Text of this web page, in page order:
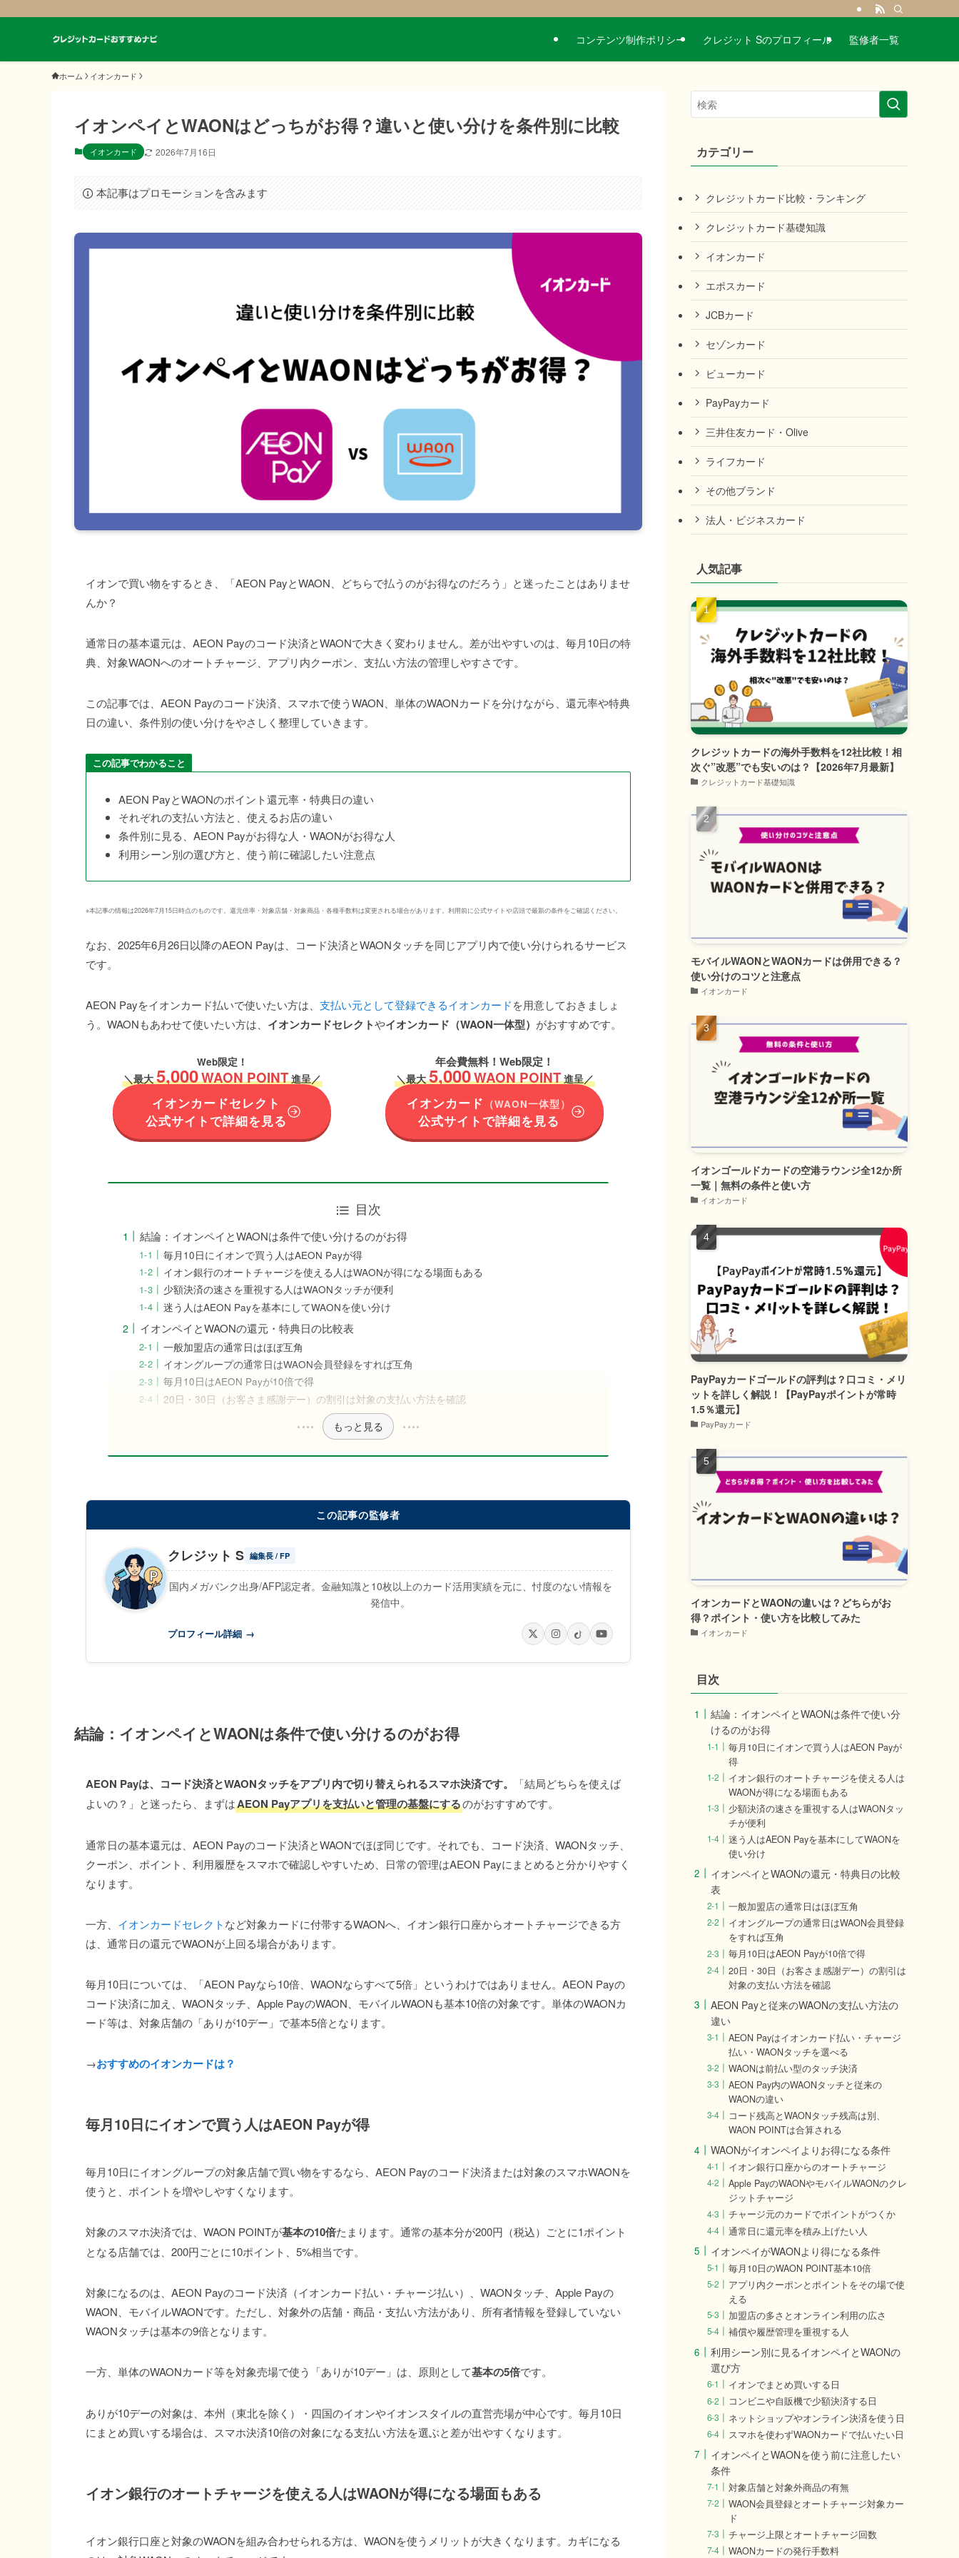
コンテンツ制作ポリシー クレジット Sのプロフィール 監修者一覧
ホーム イオンカード
イオンペイとWAONはどっちがお得？違いと使い分けを条件別に比較
イオンカード 2026年7月16日
本記事はプロモーションを含みます
イオンで買い物をするとき、「AEON PayとWAON、どちらで払うのがお得なのだろう」と迷ったことはありませ
んか？
通常日の基本還元は、AEON Payのコード決済とWAONで大きく変わりません。差が出やすいのは、毎月10日の特
典、対象WAONへのオートチャージ、アプリ内クーポン、支払い方法の管理しやすさです。
この記事では、AEON Payのコード決済、スマホで使うWAON、単体のWAONカードを分けながら、還元率や特典
日の違い、条件別の使い分けをやさしく整理していきます。
この記事でわかること
AEON PayとWAONのポイント還元率・特典日の違い
それぞれの支払い方法と、使えるお店の違い
条件別に見る、AEON Payがお得な人・WAONがお得な人
利用シーン別の選び方と、使う前に確認したい注意点
※本記事の情報は2026年7月15日時点のものです。還元倍率・対象店舗・対象商品・各種手数料は変更される場合があります。利用前に公式サイトや店頭で最新の条件をご確認ください。
なお、2025年6月26日以降のAEON Payは、コード決済とWAONタッチを同じアプリ内で使い分けられるサービス
です。
AEON Payをイオンカード払いで使いたい方は、 支払い元として登録できるイオンカードを用意しておきましょ
う。WAONもあわせて使いたい方は、 イオンカードセレクトやイオンカード（WAON一体型） がおすすめです。
Web限定！
＼最大 5,000WAON POINT 進呈／
イオンカードセレクト
公式サイトで詳細を見る
年会費無料！Web限定！
＼最大 5,000WAON POINT 進呈／
イオンカード （WAON一体型）
公式サイトで詳細を見る
目次
結論：イオンペイとWAONは条件で使い分けるのがお得
毎月10日にイオンで買う人はAEON Payが得
イオン銀行のオートチャージを使える人はWAONが得になる場面もある
少額決済の速さを重視する人はWAONタッチが便利
迷う人はAEON Payを基本にしてWAONを使い分け
イオンペイとWAONの還元・特典日の比較表
一般加盟店の通常日はほぼ互角
イオングループの通常日はWAON会員登録をすれば互角
毎月10日はAEON Payが10倍で得
20日・30日（お客さま感謝デー）の割引は対象の支払い方法を確認
もっと見る
この記事の監修者
クレジット S 編集長 / FP
国内メガバンク出身/AFP認定者。金融知識と10枚以上のカード活用実績を元に、忖度のない情報を
発信中。
プロフィール詳細 →
結論：イオンペイとWAONは条件で使い分けるのがお得
AEON Payは、コード決済とWAONタッチをアプリ内で切り替えられるスマホ決済です。
「結局どちらを使えば
よいの？」と迷ったら、まずはAEON Payアプリを支払いと管理の基盤にするのがおすすめです。
通常日の基本還元は、AEON Payのコード決済とWAONでほぼ同じです。それでも、コード決済、WAONタッチ、
クーポン、ポイント、利用履歴をスマホで確認しやすいため、日常の管理はAEON Payにまとめると分かりやすく
なります。
一方、 イオンカードセレクトなど対象カードに付帯するWAONへ、イオン銀行口座からオートチャージできる方
は、通常日の還元でWAONが上回る場合があります。
毎月10日については、「AEON Payなら10倍、WAONならすべて5倍」というわけではありません。AEON Payの
コード決済に加え、WAONタッチ、Apple PayのWAON、モバイルWAONも基本10倍の対象です。単体のWAONカ
ード等は、対象店舗の「ありが10デー」で基本5倍となります。
→おすすめのイオンカードは？
毎月10日にイオンで買う人はAEON Payが得
毎月10日にイオングループの対象店舗で買い物をするなら、AEON Payのコード決済または対象のスマホWAONを
使うと、ポイントを増やしやすくなります。
対象のスマホ決済では、WAON POINTが基本の10倍たまります。通常の基本分が200円（税込）ごとに1ポイント
となる店舗では、200円ごとに10ポイント、5%相当です。
対象になるのは、AEON Payのコード決済（イオンカード払い・チャージ払い）、WAONタッチ、Apple Payの
WAON、モバイルWAONです。ただし、対象外の店舗・商品・支払い方法があり、所有者情報を登録していない
WAONタッチは基本の9倍となります。
一方、単体のWAONカード等を対象売場で使う「ありが10デー」は、原則として基本の5倍です。
ありが10デーの対象は、本州（東北を除く）・四国のイオンやイオンスタイルの直営売場が中心です。毎月10日
にまとめ買いする場合は、スマホ決済10倍の対象になる支払い方法を選ぶと差が出やすくなります。
イオン銀行のオートチャージを使える人はWAONが得になる場面もある
イオン銀行口座と対象のWAONを組み合わせられる方は、WAONを使うメリットが大きくなります。カギになる
カテゴリー
クレジットカード比較・ランキング
クレジットカード基礎知識
イオンカード
エポスカード
JCBカード
セゾンカード
ビューカード
PayPayカード
三井住友カード・Olive
ライフカード
その他ブランド
法人・ビジネスカード
人気記事
クレジットカードの海外手数料を12社比較！相
次ぐ”改悪”でも安いのは？【2026年7月最新】
クレジットカード基礎知識
モバイルWAONとWAONカードは併用できる？
使い分けのコツと注意点
イオンカード
イオンゴールドカードの空港ラウンジ全12か所
一覧｜無料の条件と使い方
イオンカード
PayPayカードゴールドの評判は？口コミ・メリ
ットを詳しく解説！【PayPayポイントが常時
1.5％還元】
PayPayカード
イオンカードとWAONの違いは？どちらがお
得？ポイント・使い方を比較してみた
イオンカード
目次
結論：イオンペイとWAONは条件で使い分
けるのがお得
毎月10日にイオンで買う人はAEON Payが
得
イオン銀行のオートチャージを使える人は
WAONが得になる場面もある
少額決済の速さを重視する人はWAONタッ
チが便利
迷う人はAEON Payを基本にしてWAONを
使い分け
イオンペイとWAONの還元・特典日の比較
表
一般加盟店の通常日はほぼ互角
イオングループの通常日はWAON会員登録
をすれば互角
毎月10日はAEON Payが10倍で得
20日・30日（お客さま感謝デー）の割引は
対象の支払い方法を確認
AEON Payと従来のWAONの支払い方法の
違い
AEON Payはイオンカード払い・チャージ
払い・WAONタッチを選べる
WAONは前払い型のタッチ決済
AEON Pay内のWAONタッチと従来の
WAONの違い
コード残高とWAONタッチ残高は別、
WAON POINTは合算される
WAONがイオンペイよりお得になる条件
イオン銀行口座からのオートチャージ
Apple PayのWAONやモバイルWAONのクレ
ジットチャージ
チャージ元のカードでポイントがつくか
通常日に還元率を積み上げたい人
イオンペイがWAONより得になる条件
毎月10日のWAON POINT基本10倍
アプリ内クーポンとポイントをその場で使
える
加盟店の多さとオンライン利用の広さ
補償や履歴管理を重視する人
利用シーン別に見るイオンペイとWAONの
選び方
イオンでまとめ買いする日
コンビニや自販機で少額決済する日
ネットショップやオンライン決済を使う日
スマホを使わずWAONカードで払いたい日
イオンペイとWAONを使う前に注意したい
条件
対象店舗と対象外商品の有無
WAON会員登録とオートチャージ対象カー
ド
チャージ上限とオートチャージ回数
WAONカードの発行手数料